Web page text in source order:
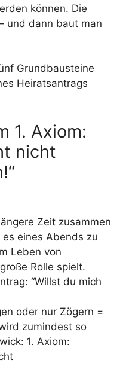
können. Die
und dann baut man
Grundbausteine
Heiratsantrags
1. Axiom:
nicht
Zeit zusammen
eines Abends zu
Leben von
Rolle spielt.
“Willst du mich
oder nur Zögern =
zumindest so
1. Axiom: